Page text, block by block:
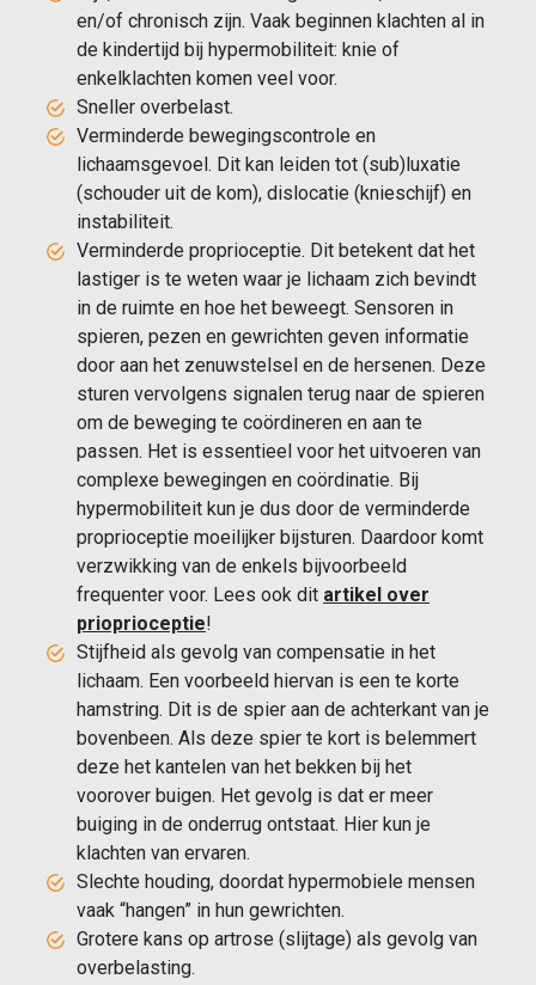
en/of chronisch zijn. Vaak beginnen klachten al in
de kindertijd bij hypermobiliteit: knie of
enkelklachten komen veel voor.
Sneller overbelast.
Verminderde bewegingscontrole en
lichaamsgevoel. Dit kan leiden tot (sub)luxatie
(schouder uit de kom), dislocatie (knieschijf) en
instabiliteit.
Verminderde proprioceptie. Dit betekent dat het
lastiger is te weten waar je lichaam zich bevindt
in de ruimte en hoe het beweegt. Sensoren in
spieren, pezen en gewrichten geven informatie
door aan het zenuwstelsel en de hersenen. Deze
sturen vervolgens signalen terug naar de spieren
om de beweging te coördineren en aan te
passen. Het is essentieel voor het uitvoeren van
complexe bewegingen en coördinatie. Bij
hypermobiliteit kun je dus door de verminderde
proprioceptie moeilijker bijsturen. Daardoor komt
verzwikking van de enkels bijvoorbeeld
frequenter voor. Lees ook dit artikel over
prioprioceptie!
Stijfheid als gevolg van compensatie in het
lichaam. Een voorbeeld hiervan is een te korte
hamstring. Dit is de spier aan de achterkant van je
bovenbeen. Als deze spier te kort is belemmert
deze het kantelen van het bekken bij het
voorover buigen. Het gevolg is dat er meer
buiging in de onderrug ontstaat. Hier kun je
klachten van ervaren.
Slechte houding, doordat hypermobiele mensen
vaak “hangen” in hun gewrichten.
Grotere kans op artrose (slijtage) als gevolg van
overbelasting.